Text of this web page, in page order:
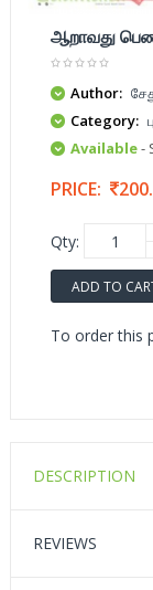
ஆறாவது
Author:
Category:
Available-
PRICE:
Qty:
ADD TO
To order this
DESCRIPTION
REVIEWS